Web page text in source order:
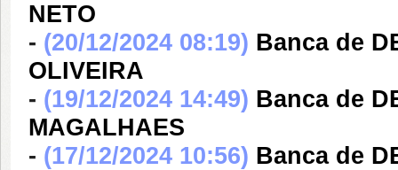
NETO
- (20/12/2024 08:19) Banca de
OLIVEIRA
- (19/12/2024 14:49) Banca de
MAGALHAES
- (17/12/2024 10:56) Banca de